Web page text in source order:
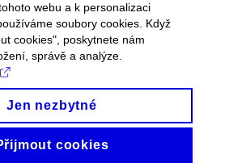
webu a k personalizaci
soubory cookies. Když
cookies", poskytnete nám
správě a analýze.
Jen nezbytné
cookies